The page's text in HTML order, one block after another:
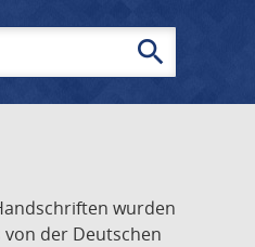
search
wurden
der Deutschen